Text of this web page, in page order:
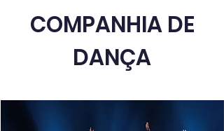
COMPANHIA DE
DANÇA